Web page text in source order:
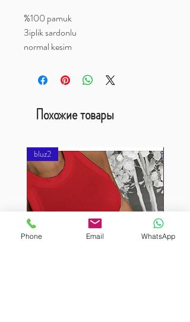
%100 pamuk
3iplik sardonlu
normal kesim
Похожие товары
bluz2
Phone Email WhatsApp